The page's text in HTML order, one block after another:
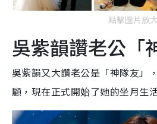
點擊圖片放大
吳紫韻讚老公「
吳紫韻又大讚老公是「神隊友」
顧，現在正式開始了她的坐月生